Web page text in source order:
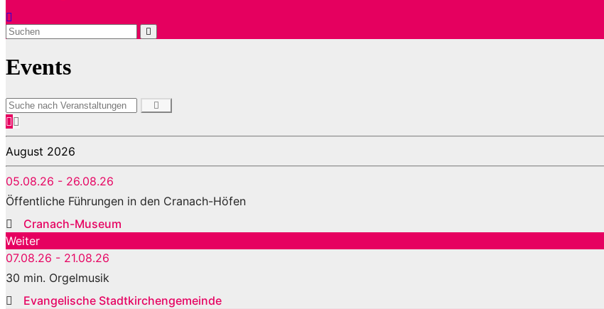
Events
August 2026
05.08.26 - 26.08.26
Öffentliche Führungen in den Cranach-Höfen
Cranach-Museum
Weiter
07.08.26 - 21.08.26
30 min. Orgelmusik
Evangelische Stadtkirchengemeinde